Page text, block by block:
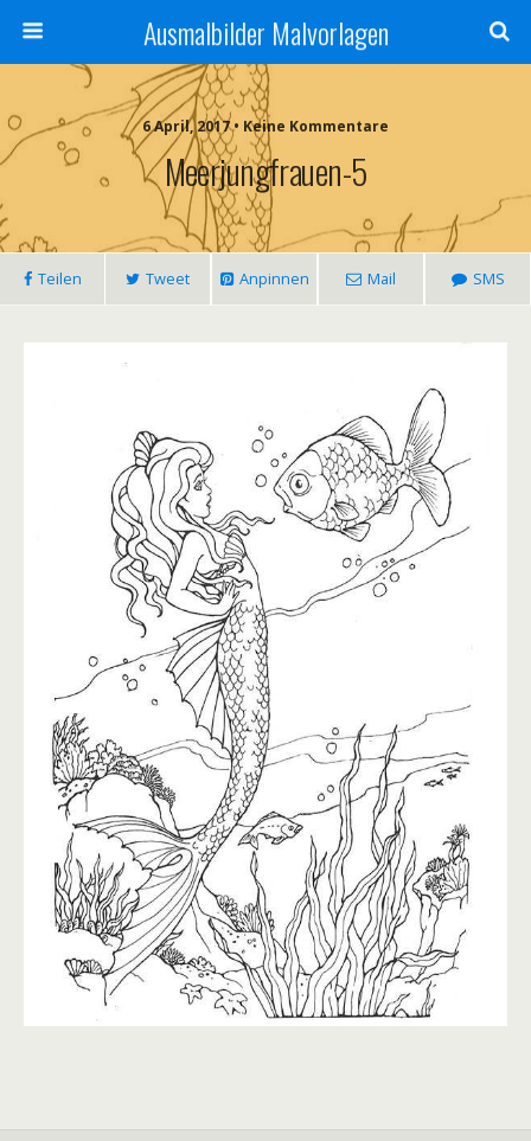
Ausmalbilder Malvorlagen
6 April, 2017 • Keine Kommentare
Meerjungfrauen-5
Teilen Tweet Anpinnen Mail SMS